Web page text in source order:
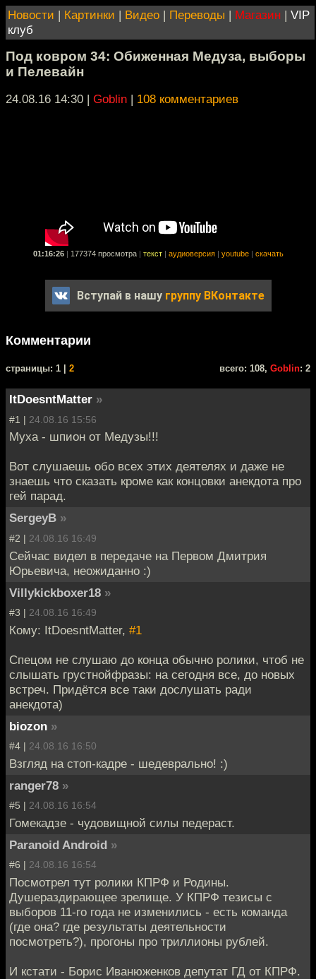
Новости | Картинки | Видео | Переводы | Магазин | VIP
клуб
Под ковром 34: Обиженная Медуза, выборы
и Пелевайн
24.08.16 14:30 | Goblin | 108 комментариев
01:16:26 177374 просмотра текст аудиоверсия youtube скачать
Вступай в нашу группу ВКонтакте
Комментарии
cтраницы: 1 | 2 всего: 108, Goblin: 2
ItDoesntMatter »
#1 | 24.08.16 15:56
Муха - шпион от Медузы!!!
Вот слушаешь обо всех этих деятелях и даже не
знаешь что сказать кроме как концовки анекдота про
гей парад.
SergeyB »
#2 | 24.08.16 16:49
Сейчас видел в передаче на Первом Дмитрия
Юрьевича, неожиданно :)
Villykickboxer18 »
#3 | 24.08.16 16:49
Кому: ItDoesntMatter, #1
Спецом не слушаю до конца обычно ролики, чтоб не
слышать грустнойфразы: на сегодня все, до новых
встреч. Придётся все таки дослушать ради
анекдота)
biozon »
#4 | 24.08.16 16:50
Взгляд на стоп-кадре - шедеврально! :)
ranger78 »
#5 | 24.08.16 16:54
Гомекадзе - чудовищной силы педераст.
Paranoid Android »
#6 | 24.08.16 16:54
Посмотрел тут ролики КПРФ и Родины.
Душераздирающее зрелище. У КПРФ тезисы с
выборов 11-го года не изменились - есть команда
(где она? где результаты деятельности
посмотреть?), прогоны про триллионы рублей.
И кстати - Борис Иванюженков депутат ГД от КПРФ.